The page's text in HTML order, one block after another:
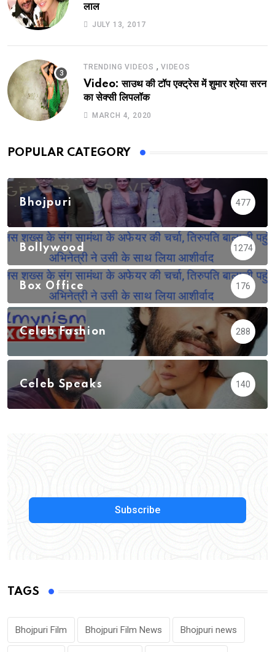
लाल
JULY 13, 2017
TRENDING VIDEOS , VIDEOS
Video: साउथ की टॉप एक्ट्रेस में शुमार श्रेया सरन
का सेक्सी लिपलॉक
MARCH 4, 2020
POPULAR CATEGORY
Bhojpuri 477
Bollywood 1274
Box Office 176
Celeb Fashion 288
Celeb Speaks 140
Subscribe
TAGS
Bhojpuri Film Bhojpuri Film News Bhojpuri news